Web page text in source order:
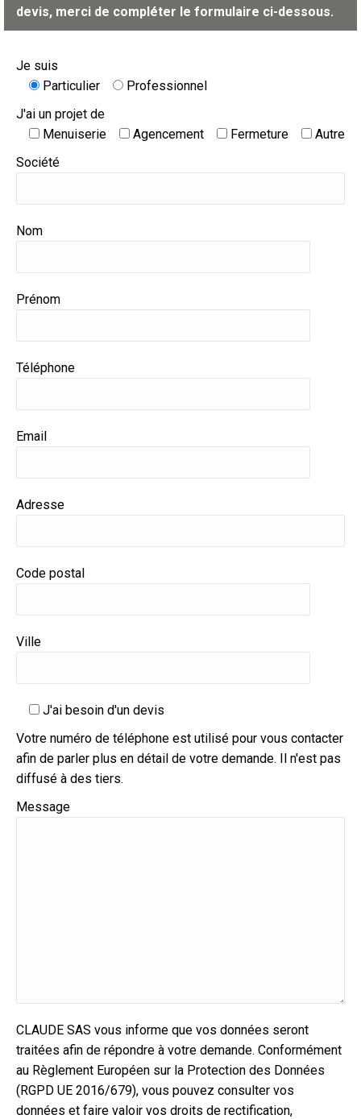
devis, merci de compléter le formulaire ci-dessous.
Je suis
Particulier
Professionnel
J'ai un projet de
Menuiserie
Agencement Fermeture
Autre
Société
Nom
Prénom
Téléphone
Email
Adresse
Code postal
Ville
J'ai besoin d'un devis
Votre numéro de téléphone est utilisé pour vous contacter
afin de parler plus en détail de votre demande. Il n'est pas
diffusé à des tiers.
Message
CLAUDE SAS vous informe que vos données seront
traitées afin de répondre à votre demande. Conformément
au Règlement Européen sur la Protection des Données
(RGPD UE 2016/679), vous pouvez consulter vos
données et faire valoir vos droits de rectification,